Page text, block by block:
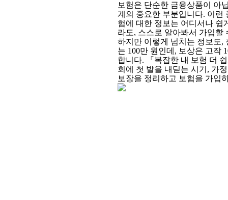
보험은 단순한 금융상품이 아
계의 중요한 부분입니다. 이런
험에 대한 정보는 어디서나 쉽
라도, 스스로 알아봐서 가입할
하지만 이렇게 넘치는 정보도,
는 100만 원인데, 보상은 고작
합니다. 『복잡한 내 보험 더
회에 첫 발을 내딛는 시기, 가
보장을 정리하고 보험을 가입